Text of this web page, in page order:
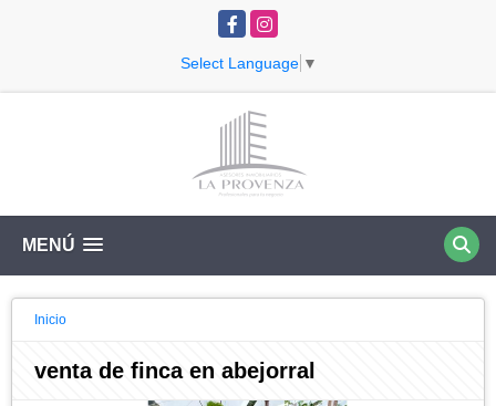
FacebookInstagram
Select Language ▼
MENÚ
Inicio
venta de finca en abejorral